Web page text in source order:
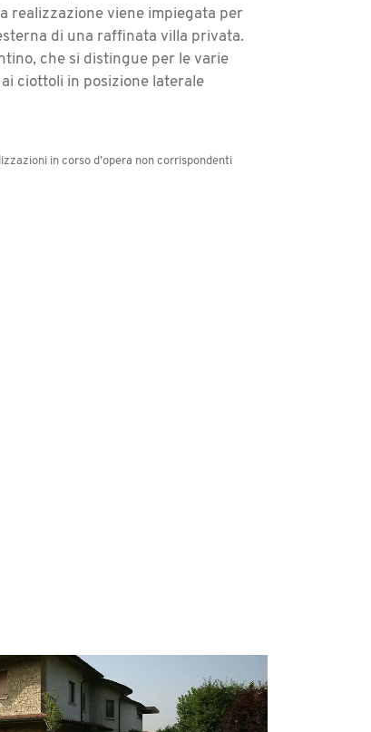
realizzazione viene impiegata per
di una raffinata villa privata.
che si distingue per le varie
ciottoli in posizione laterale
in corso d’opera non corrispondenti